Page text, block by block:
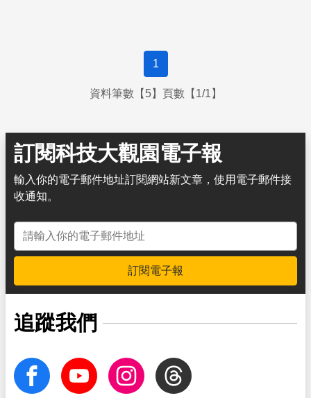
1
資料筆數【5】頁數【1/1】
訂閱科技大觀園電子報
輸入你的電子郵件地址訂閱網站新文章，使用電子郵件接
收通知。
電子郵件地址
訂閱電子報
追蹤我們
facebook Youtube InstagramThreads